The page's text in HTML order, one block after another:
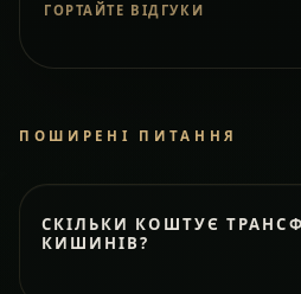
ГОРТАЙТЕ ВІДГУКИ
ПОШИРЕНІ ПИТАННЯ
СКІЛЬКИ КОШТУЄ
КИШИНІВ?